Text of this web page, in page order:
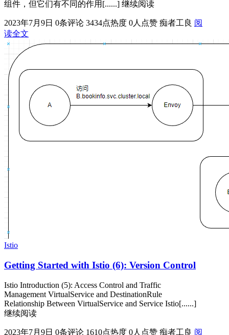
组件，但它们有不同的作用[......] 继续阅读
2023年7月9日 0条评论 3434点热度 0人点赞 痴者工良 阅
读全文
Istio
Getting Started with Istio (6): Version Control
Istio Introduction (5): Access Control and Traffic
Management VirtualService and DestinationRule
Relationship Between VirtualService and Service Istio[......]
继续阅读
2023年7月9日 0条评论 1610点热度 0人点赞 痴者工良 阅